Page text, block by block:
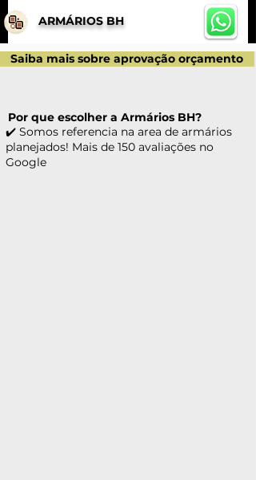
ARMÁRIOS BH
Saiba mais sobre aprovação orçamento
✔️ Somos referencia na area de armários
planejados! Mais de 150 avaliações no
Google
Por que escolher a Armários BH?